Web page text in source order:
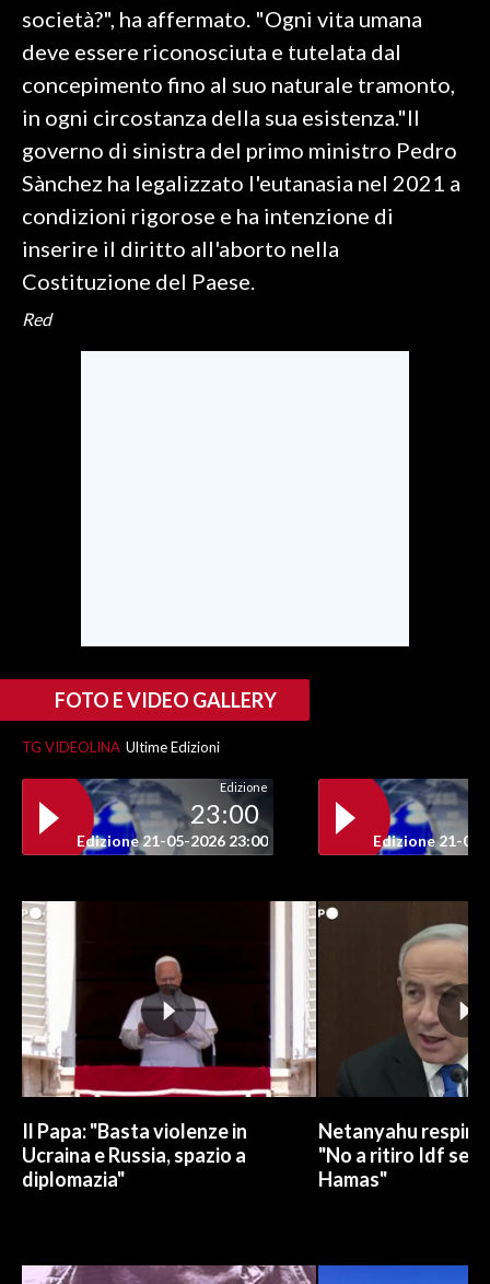
SARDEGNA TURISMO
#CARAUNIONE
3 MINUTI CON
INFO AZIENDE
società?", ha affermato. "Ogni vita umana
deve essere riconosciuta e tutelata dal
concepimento fino al suo naturale tramonto,
in ogni circostanza della sua esistenza."Il
governo di sinistra del primo ministro Pedro
Sànchez ha legalizzato l'eutanasia nel 2021 a
condizioni rigorose e ha intenzione di
inserire il diritto all'aborto nella
Costituzione del Paese.
Red
FOTO E VIDEO GALLERY
TG VIDEOLINA Ultime Edizioni
Edizione
23:00
Edizione 21-05-2026 23:00 Edizione 21-05-
Il Papa: "Basta violenze in
Ucraina e Russia, spazio a
diplomazia"
Netanyahu
"No a ritiro Idf
Hamas"